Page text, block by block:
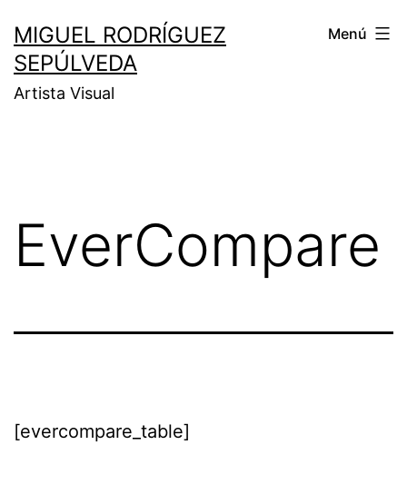
MIGUEL RODRÍGUEZ
SEPÚLVEDA
Artista Visual
Menú
EverCompare
[evercompare_table]